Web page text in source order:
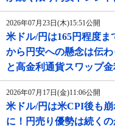
2026年07月23日(木)15:51公開
米ドル/円は165円程度
から円安への懸念は伝
と高金利通貨スワップ
2026年07月17日(金)11:06公開
米ドル/円は米CPI後も
に！円売り優勢は続く